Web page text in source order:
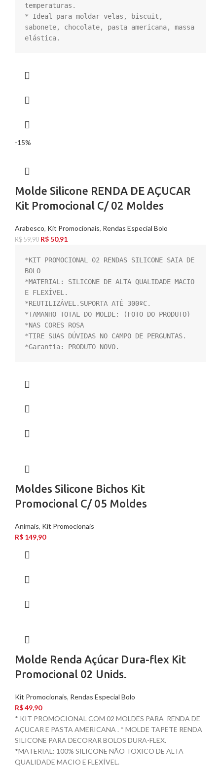
temperaturas.
* Ideal para moldar velas, biscuit,
sabonete, chocolate, pasta americana, massa
elástica.
-15%
Molde Silicone RENDA DE AÇUCAR
Kit Promocional C/ 02 Moldes
Arabesco, Kit Promocionais, Rendas Especial Bolo
R$59,90 R$ 50,91
*KIT PROMOCIONAL 02 RENDAS SILICONE SAIA DE
BOLO
*MATERIAL: SILICONE DE ALTA QUALIDADE MACIO
E FLEXÍVEL.
*REUTILIZÁVEL.SUPORTA ATÉ 300ºC.
*TAMANHO TOTAL DO MOLDE: (FOTO DO PRODUTO)
*NAS CORES ROSA
*TIRE SUAS DÚVIDAS NO CAMPO DE PERGUNTAS.
*Garantia: PRODUTO NOVO.
Moldes Silicone Bichos Kit
Promocional C/ 05 Moldes
Animais, Kit Promocionais
R$ 149,90
Molde Renda Açúcar Dura-flex Kit
Promocional 02 Unids.
Kit Promocionais, Rendas Especial Bolo
R$49,90
* KIT PROMOCIONAL COM 02 MOLDES PARA RENDA DE
AÇUCAR E PASTA AMERICANA . * MOLDE TAPETE RENDA
SILICONE PARA DECORAR BOLOS DURA-FLEX.
*MATERIAL: 100% SILICONE NÃO TOXICO DE ALTA
QUALIDADE MACIO E FLEXÍVEL.